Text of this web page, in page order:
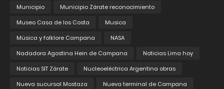
Municipio
Municipio Zárate reconocimiento
Museo Casa de los Costa
Musica
Música y folklore Campana
NASA
Nadadora Agostina Hein de Campana
Noticias Lima hoy
Noticias SIT Zárate
Nucleoeléctrica Argentina obras
Nueva sucursal Mostaza
Nueva terminal de Campana